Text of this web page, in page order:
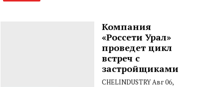
Компания
«Россети Урал»
проведет цикл
встреч с
застройщиками
CHELINDUSTRYАвг 06,